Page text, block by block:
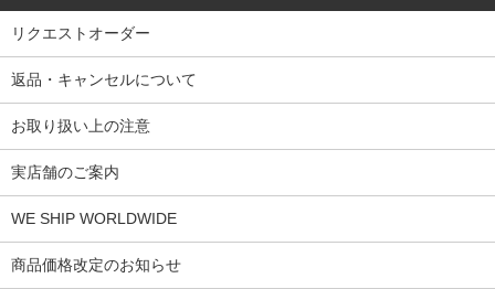
リクエストオーダー
返品・キャンセルについて
お取り扱い上の注意
実店舗のご案内
WE SHIP WORLDWIDE
商品価格改定のお知らせ